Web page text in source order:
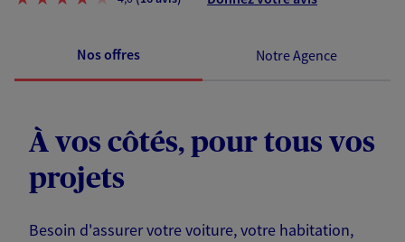
Nos offres Notre Agence
À vos côtés, pour tous vos
projets
Besoin d'assurer votre voiture, votre habitation,